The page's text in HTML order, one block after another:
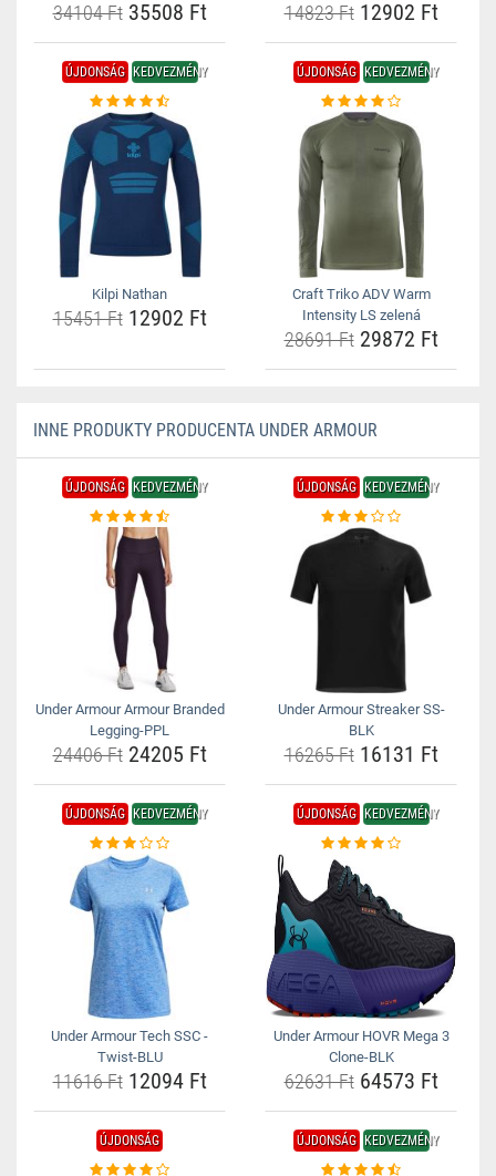
34104 Ft35508 Ft 14823 Ft12902 Ft
ÚJDONSÁG KEDVEZMÉNY
Kilpi Nathan
15451 Ft12902 Ft
ÚJDONSÁG KEDVEZMÉNY
Craft Triko ADV Warm
Intensity LS zelená
28691 Ft29872 Ft
INNE PRODUKTY PRODUCENTA UNDER ARMOUR
ÚJDONSÁG KEDVEZMÉNY
Under Armour Armour Branded
Legging-PPL
24406 Ft24205 Ft
ÚJDONSÁG KEDVEZMÉNY
Under Armour Streaker SS-
BLK
16265 Ft16131 Ft
ÚJDONSÁG KEDVEZMÉNY
Under Armour Tech SSC -
Twist-BLU
11616 Ft12094 Ft
ÚJDONSÁG KEDVEZMÉNY
Under Armour HOVR Mega 3
Clone-BLK
62631 Ft64573 Ft
ÚJDONSÁG ÚJDONSÁG KEDVEZMÉNY